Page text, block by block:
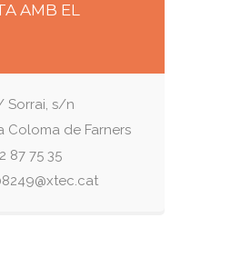
AMB EL
Sorrai, s/n
Coloma de Farners
87 75 35